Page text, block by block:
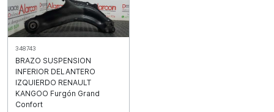
348743
BRAZO SUSPENSION
INFERIOR DELANTERO
IZQUIERDO RENAULT
KANGOO Furgón Grand
Confort